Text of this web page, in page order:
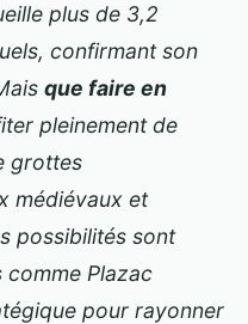
plus de 3,2
confirmant son
que faire en
pleinement de
grottes
médiévaux et
possibilités sont
comme Plazac
pour rayonner